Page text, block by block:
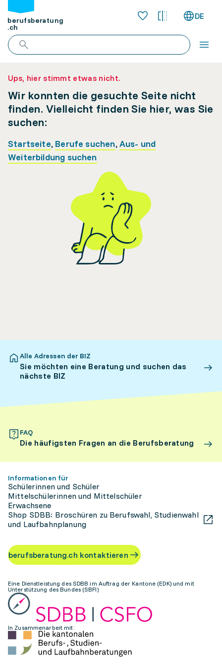
berufsberatung
.ch
DE
Ups, hier stimmt etwas nicht.
Wir konnten die gesuchte Seite nicht
finden. Vielleicht finden Sie hier, was Sie
suchen:
Startseite, Berufe suchen,Aus- und
Weiterbildung suchen
Alle Adressen der BIZ
Sie möchten eine Beratung und suchen das
nächste BIZ
FAQ
Die häufigsten Fragen an die Berufsberatung
Informationen für
Schülerinnen und Schüler
Mittelschülerinnen und Mittelschüler
Erwachsene
Shop SDBB: Broschüren zu Berufswahl, Studienwahl
und Laufbahnplanung
berufsberatung.ch kontaktieren
Eine Dienstleistung des SDBB im Auftrag der Kantone (EDK) und mit
Unterstützung des Bundes (SBFI)
In Zusammenarbeit mit: